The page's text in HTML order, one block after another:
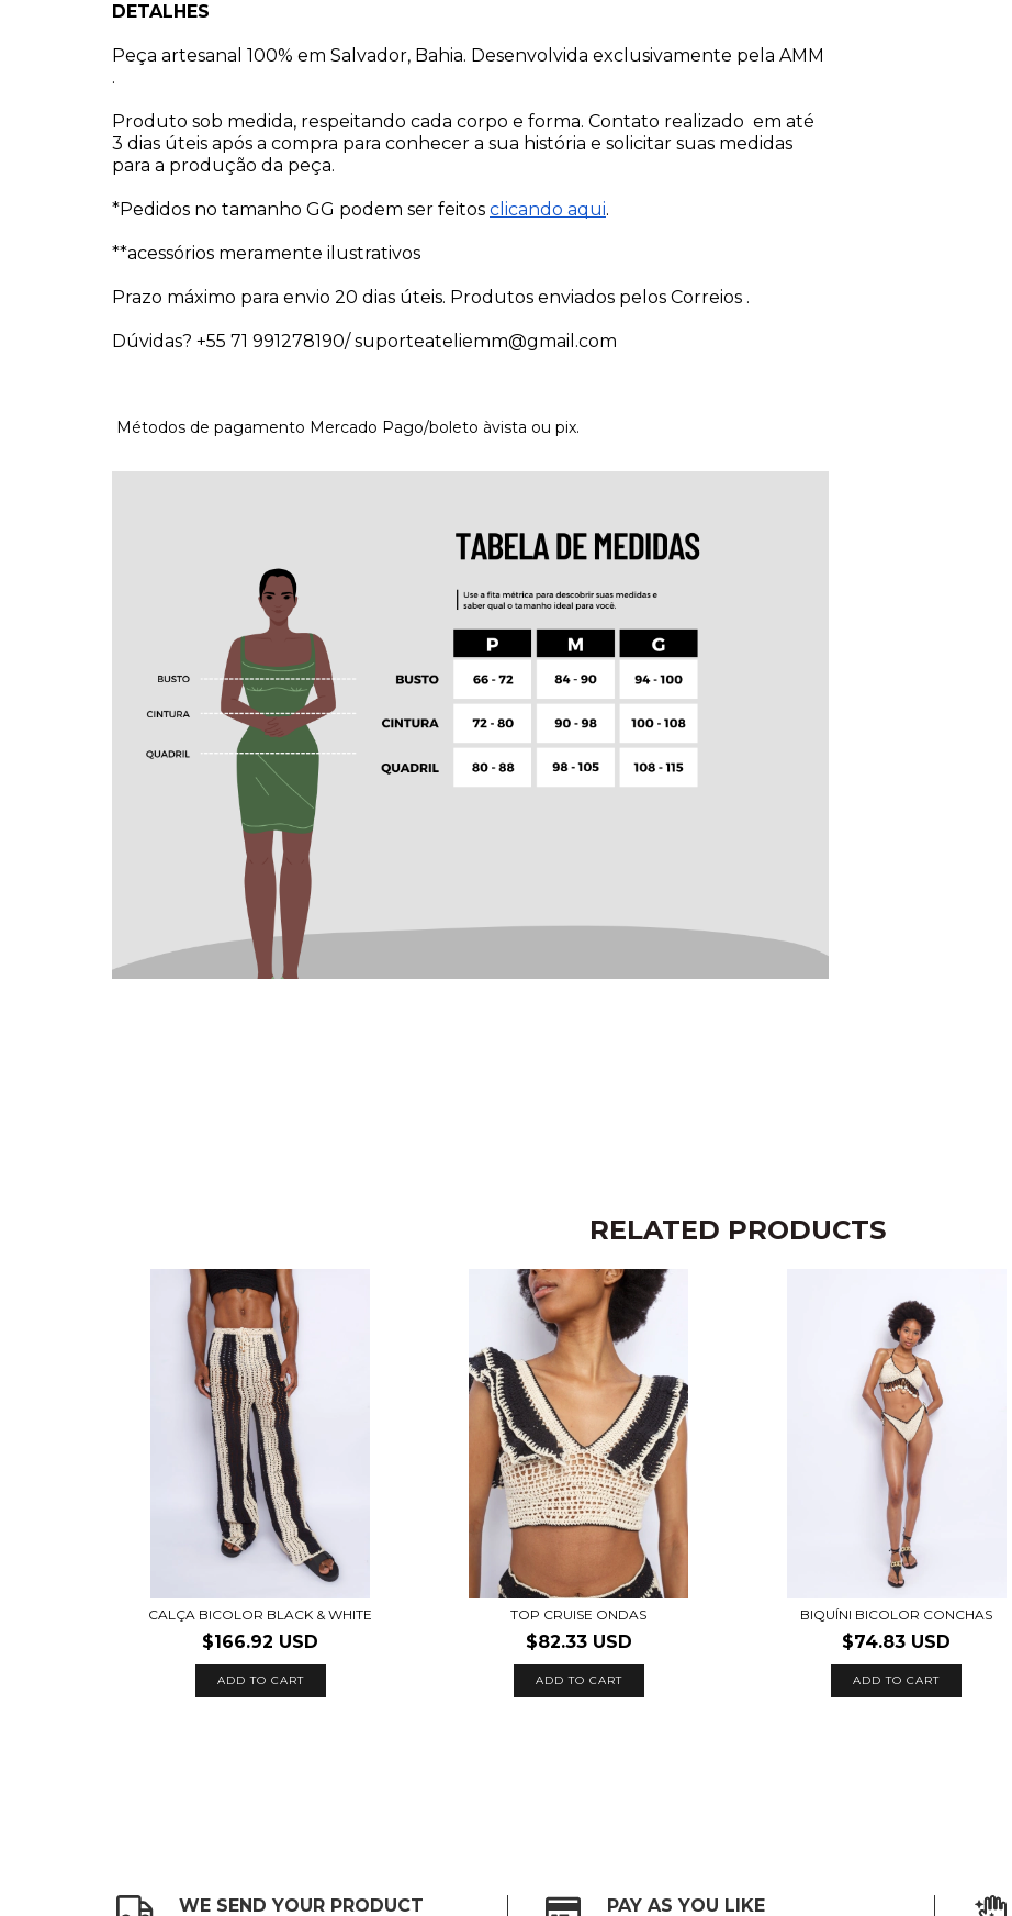
DETALHES
Peça artesanal 100% em Salvador, Bahia. Desenvolvida exclusivamente pela AMM
.
Produto sob medida, respeitando cada corpo e forma. Contato realizado  em até
3 dias úteis após a compra para conhecer a sua história e solicitar suas medidas
para a produção da peça.
*Pedidos no tamanho GG podem ser feitos clicando aqui.
**acessórios meramente ilustrativos
Prazo máximo para envio 20 dias úteis. Produtos enviados pelos Correios .
Dúvidas? +55 71 991278190/ suporteateliemm@gmail.com
Métodos de pagamento Mercado Pago/boleto àvista ou pix.
RELATED PRODUCTS
CALÇA BICOLOR BLACK & WHITE
$166.92 USD
ADD TO CART
TOP CRUISE ONDAS
$82.33 USD
ADD TO CART
BIQUÍNI BICOLOR CONCHAS
$74.83 USD
ADD TO CART
WE SEND YOUR PRODUCT PAY AS YOU LIKE